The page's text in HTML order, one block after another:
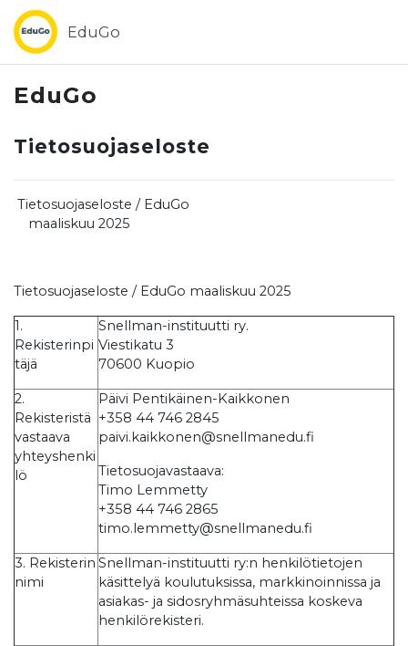
Siirry pääsisältöön
EduGo
EduGo
Tietosuojaseloste
Tietosuojaseloste / EduGo
maaliskuu 2025
Tietosuojaseloste / EduGo maaliskuu 2025
1.
Rekisterinpi
täjä
Snellman-instituutti ry.
Viestikatu 3
70600 Kuopio
2.
Rekisteristä
vastaava
yhteyshenki
lö
Päivi Pentikäinen-Kaikkonen
+358 44 746 2845
paivi.kaikkonen@snellmanedu.fi
Tietosuojavastaava:
Timo Lemmetty
+358 44 746 2865
timo.lemmetty@snellmanedu.fi
3. Rekisterin
nimi
Snellman-instituutti ry:n henkilötietojen
käsittelyä koulutuksissa, markkinoinnissa ja
asiakas- ja sidosryhmäsuhteissa koskeva
henkilörekisteri.